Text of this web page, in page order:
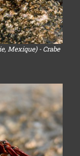
Mexique) - Crabe